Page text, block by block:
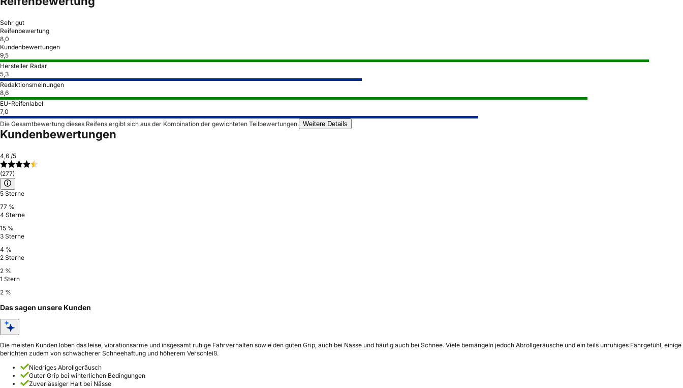
Sehr gut
Reifenbewertung
8,0
Kundenbewertungen
9,5
Hersteller Radar
5,3
Redaktionsmeinungen
8,6
EU-Reifenlabel
7,0
Die Gesamtbewertung dieses Reifens ergibt sich aus der Kombination der gewichteten Teilbewertungen. Weitere Details
Kundenbewertungen
4,6 /5
(277)
5 Sterne
77 %
4 Sterne
15 %
3 Sterne
4 %
2 Sterne
2 %
1 Stern
2 %
Das sagen unsere Kunden
Die meisten Kunden loben das leise, vibrationsarme und insgesamt ruhige Fahrverhalten sowie den guten Grip, auch bei Nässe und häufig auch bei Schnee. Viele bemängeln jedoch Abrollgeräusche und ein teils unruhiges Fahrgefühl, einige
berichten zudem von schwächerer Schneehaftung und höherem Verschleiß.
Niedriges Abrollgeräusch
Guter Grip bei winterlichen Bedingungen
Zuverlässiger Halt bei Nässe